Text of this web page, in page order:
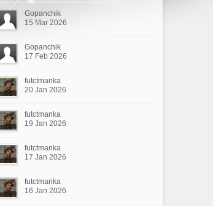
Gopanchik
15 Mar 2026
Gopanchik
17 Feb 2026
futctmanka
20 Jan 2026
futctmanka
19 Jan 2026
futctmanka
17 Jan 2026
futctmanka
16 Jan 2026